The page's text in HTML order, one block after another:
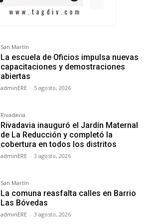
San Martín
La escuela de Oficios impulsa nuevas
capacitaciones y demostraciones
abiertas
adminERE - 5 agosto, 2026
Rivadavia
Rivadavia inauguró el Jardín Maternal
de La Reducción y completó la
cobertura en todos los distritos
adminERE - 3 agosto, 2026
San Martín
La comuna reasfalta calles en Barrio
Las Bóvedas
adminERE - 3 agosto, 2026